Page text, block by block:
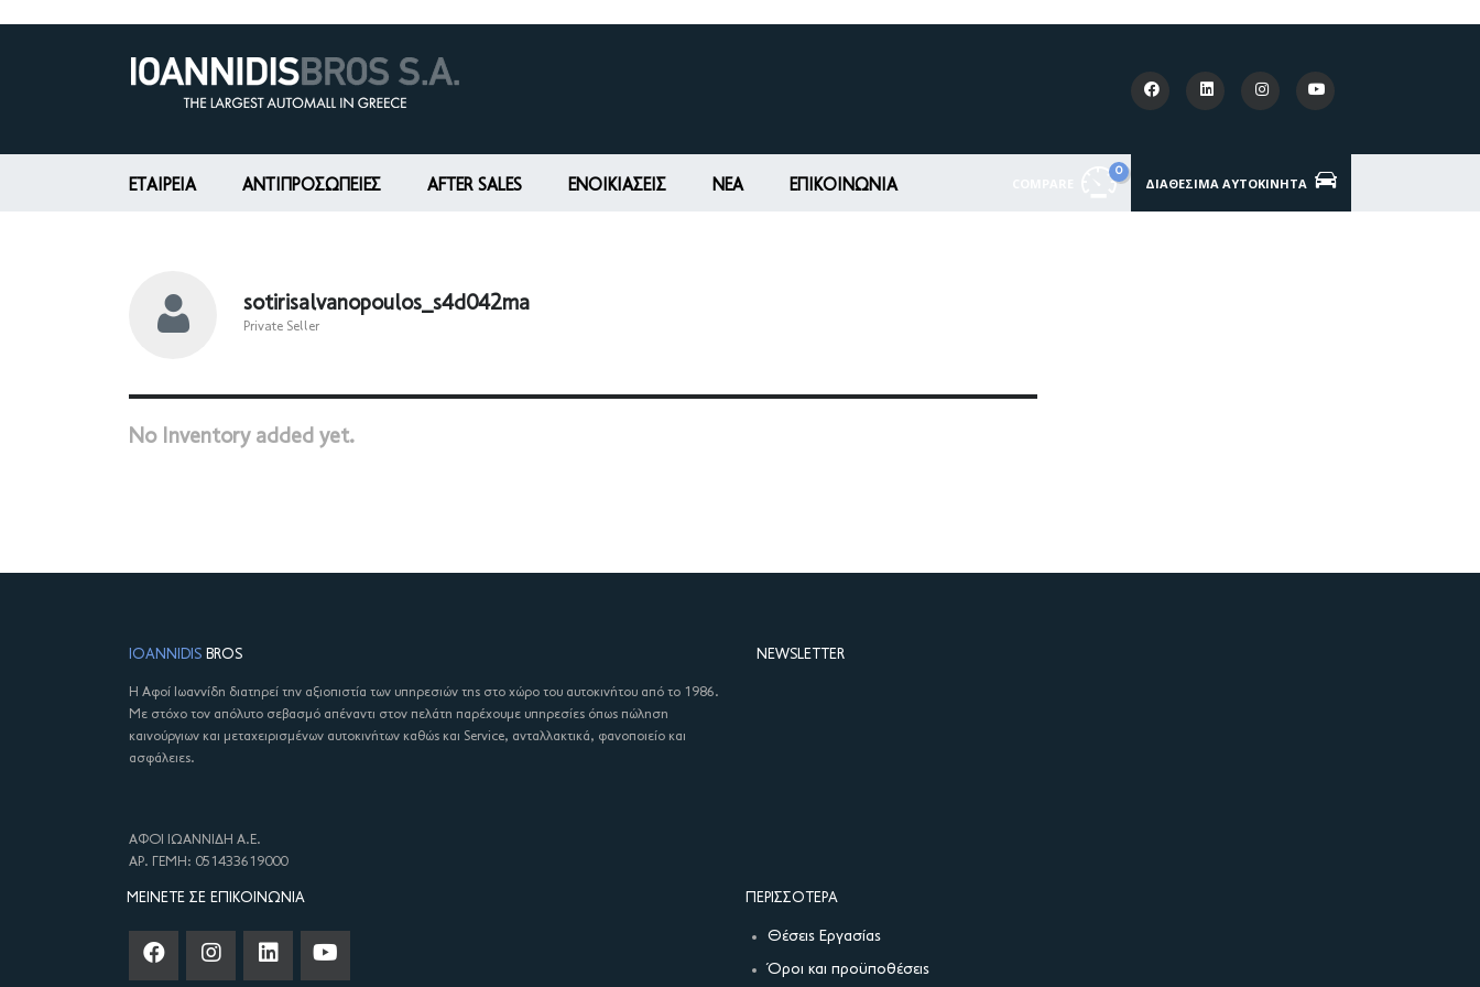
0
ΔΙΑΘΈΣΙΜΑ ΑΥΤΟΚΊΝΗΤΑ
ΕΤΑΙΡΕΊΑ ΑΝΤΙΠΡΟΣΩΠΕΙΕΣ AFTER SALES ΕΝΟΙΚΙΆΣΕΙΣ ΝΕΑ ΕΠΙΚΟΙΝΩΝΊΑ
sotirisalvanopoulos_s4d042ma
Private Seller
No Inventory added yet.
IOANNIDIS BROS
Η Αφοί Ιωαννίδη διατηρεί την αξιοπιστία των υπηρεσιών της στο χώρο του αυτοκινήτου από το 1986.
Με στόχο τον απόλυτο σεβασμό απέναντι στον πελάτη παρέχουμε υπηρεσίες όπως πώληση
καινούργιων και μεταχειρισμένων αυτοκινήτων καθώς και Service, ανταλλακτικά, φανοποιείο και
ασφάλειες.
ΑΦΟΙ ΙΩΑΝΝΙΔΗ Α.Ε.
ΑΡ. ΓΕΜΗ: 051433619000
NEWSLETTER
ΜΕΊΝΕΤΕ ΣΕ ΕΠΙΚΟΙΝΩΝΊΑ ΠΕΡΙΣΣΌΤΕΡΑ
Θέσεις Εργασίας
Όροι και προϋποθέσεις